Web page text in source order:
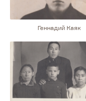
Геннадий Каяк